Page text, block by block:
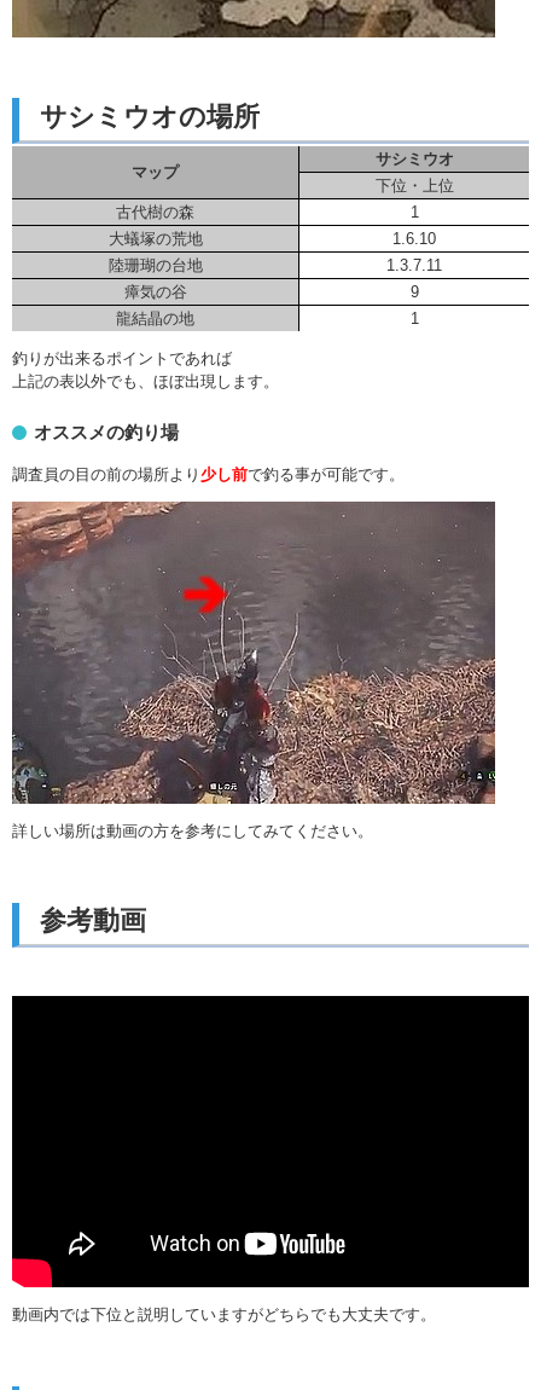
サシミウオの場所
マップ
サシミウオ
下位・上位
古代樹の森
1
大蟻塚の荒地
1.6.10
陸珊瑚の台地
1.3.7.11
瘴気の谷
9
龍結晶の地
1
釣りが出来るポイントであれば
上記の表以外でも、ほぼ出現します。
オススメの釣り場
調査員の目の前の場所より 少し前で釣る事が可能です。
詳しい場所は動画の方を参考にしてみてください。
参考動画
動画内では下位と説明していますがどちらでも大丈夫です。